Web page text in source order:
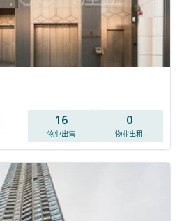
16
物业出售
0
物业出租